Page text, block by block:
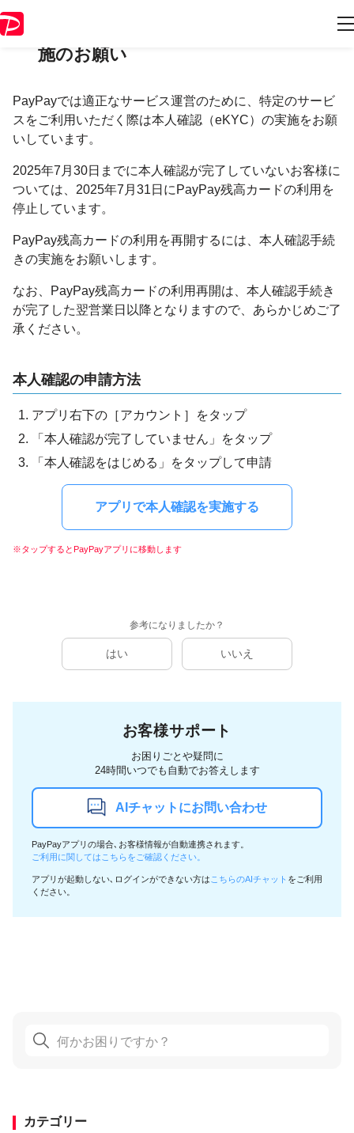
施のお願い
PayPayでは適正なサービス運営のために、特定のサービ
スをご利用いただく際は本人確認（eKYC）の実施をお願
いしています。
2025年7月30日までに本人確認が完了していないお客様に
ついては、2025年7月31日にPayPay残高カードの利用を
停止しています。
PayPay残高カードの利用を再開するには、本人確認手続
きの実施をお願いします。
なお、PayPay残高カードの利用再開は、本人確認手続き
が完了した翌営業日以降となりますので、あらかじめご了
承ください。
本人確認の申請方法
アプリ右下の［アカウント］をタップ
「本人確認が完了していません」をタップ
「本人確認をはじめる」をタップして申請
アプリで本人確認を実施する
※タップするとPayPayアプリに移動します
参考になりましたか？
はい いいえ
お客様サポート
お困りごとや疑問に
24時間いつでも自動でお答えします
AIチャットにお問い合わせ
PayPayアプリの場合､お客様情報が自動連携されます。
ご利用に関してはこちらをご確認ください。
アプリが起動しない､ログインができない方は こちらのAIチャット をご利用
ください。
カテゴリー